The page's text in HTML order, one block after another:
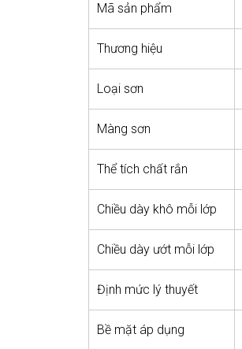
Mã sản phẩm
Thương hiệu
Loại sơn
Màng sơn
Thể tích chất rắn
Chiều dày khô mỗi lớp
Chiều dày ướt mỗi lớp
Định mức lý thuyết
Bề mặt áp dụng